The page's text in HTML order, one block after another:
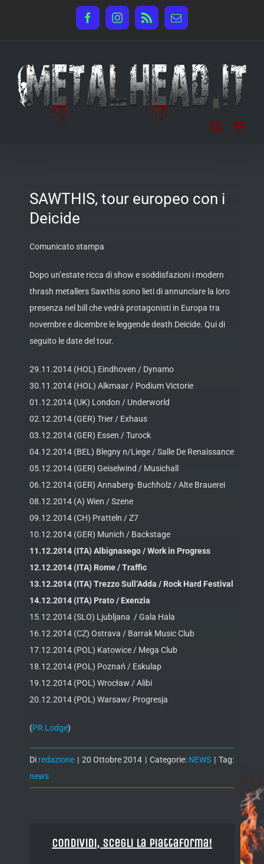
FacebookInstagram
Rss Email
SAWTHIS, tour europeo con i
Deicide
Comunicato stampa
Dopo un’estate ricca di show e soddisfazioni i modern
thrash metallers Sawthis sono lieti di annunciare la loro
presenza nel bill che vedrà protagonisti in Europa tra
novembre e dicembre le leggende death Deicide. Qui di
seguito le date del tour.
29.11.2014 (HOL) Eindhoven / Dynamo
30.11.2014 (HOL) Alkmaar / Podium Victorie
01.12.2014 (UK) London / Underworld
02.12.2014 (GER) Trier / Exhaus
03.12.2014 (GER) Essen / Turock
04.12.2014 (BEL) Blegny n/Liege / Salle De Renaissance
05.12.2014 (GER) Geiselwind / Musichall
06.12.2014 (GER) Annaberg- Buchholz / Alte Brauerei
08.12.2014 (A) Wien / Szene
09.12.2014 (CH) Pratteln / Z7
10.12.2014 (GER) Munich / Backstage
11.12.2014 (ITA) Albignasego / Work in Progress
12.12.2014 (ITA) Rome / Traffic
13.12.2014 (ITA) Trezzo Sull’Adda / Rock Hard Festival
14.12.2014 (ITA) Prato / Exenzia
15.12.2014 (SLO) Ljubljana / Gala Hala
16.12.2014 (CZ) Ostrava / Barrak Music Club
17.12.2014 (POL) Katowice / Mega Club
18.12.2014 (POL) Poznań / Eskulap
19.12.2014 (POL) Wrocław / Alibi
20.12.2014 (POL) Warsaw/ Progresja
(PR Lodge)
Di redazione | 20 Ottobre 2014 | Categorie: NEWS | Tag:
news
Condividi, Scegli la piattaforma!